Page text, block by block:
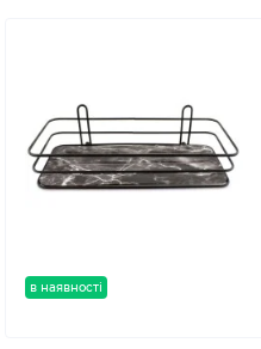
в наявності